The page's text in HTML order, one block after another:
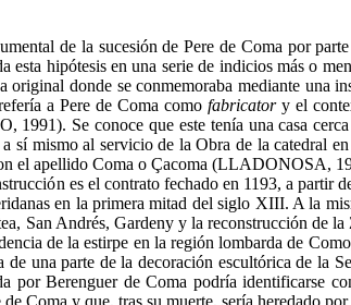
de la sucesión de Pere de Coma por
esta hipótesis en una serie de indicios más o
original donde se conmemoraba mediante una
a Pere de Coma como fabricatory el
1991). Se conoce que este tenía una casa
sí mismo al servicio de la Obra de la catedral
el apellido Coma o Çacoma (LLADONOSA,
es el contrato fechado en 1193, a partir
en la primera mitad del siglo XIII. A la
San Andrés, Gardeny y la reconstrucción de
de la estirpe en la región lombarda de
de una parte de la decoración escultórica de
por Berenguer de Coma podría identificarse
Coma y que, tras su muerte, sería heredado por